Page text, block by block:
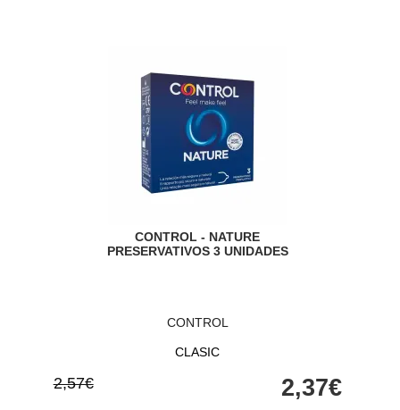
CONTROL - NATURE
PRESERVATIVOS 3 UNIDADES
CONTROL
CLASIC
2,57€ 2,37€